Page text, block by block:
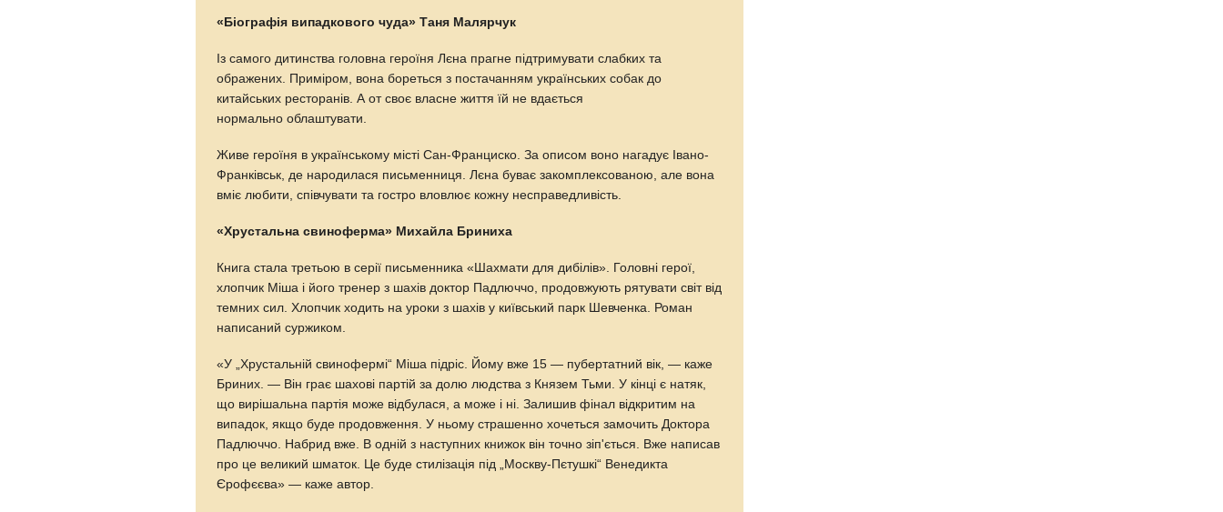
«Біографія випадкового чуда» Таня Малярчук
Із самого дитинства головна героїня Лєна прагне підтримувати слабких та
ображених. Приміром, вона бореться з постачанням українських собак до
китайських ресторанів. А от своє власне життя їй не вдається
нормально облаштувати.
Живе героїня в українському місті Сан-Франциско. За описом воно нагадує Івано-
Франківськ, де народилася письменниця. Лєна буває закомплексованою, але вона
вміє любити, співчувати та гостро вловлює кожну несправедливість.
«Хрустальна свиноферма» Михайла Бриниха
Книга стала третьою в серії письменника «Шахмати для дибілів». Головні герої,
хлопчик Міша і його тренер з шахів доктор Падлюччо, продовжують рятувати світ від
темних сил. Хлопчик ходить на уроки з шахів у київський парк Шевченка. Роман
написаний суржиком.
«У „Хрустальній свинофермі“ Міша підріс. Йому вже 15 — пубертатний вік, — каже
Бриних. — Він грає шахові партій за долю людства з Князем Тьми. У кінці є натяк,
що вирішальна партія може відбулася, а може і ні. Залишив фінал відкритим на
випадок, якщо буде продовження. У ньому страшенно хочеться замочить Доктора
Падлюччо. Набрид вже. В одній з наступних книжок він точно зіп'ється. Вже написав
про це великий шматок. Це буде стилізація під „Москву-Пєтушкі“ Венедикта
Єрофєєва» — каже автор.